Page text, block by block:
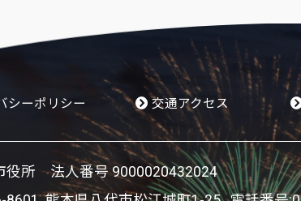
シーポリシー 交通アクセス
役所 法人番号 9000020432024